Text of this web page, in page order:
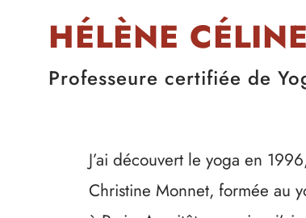
HÉLÈNE
Professeure certifiée de
J’ai découvert le yoga en
Christine Monnet, formée au